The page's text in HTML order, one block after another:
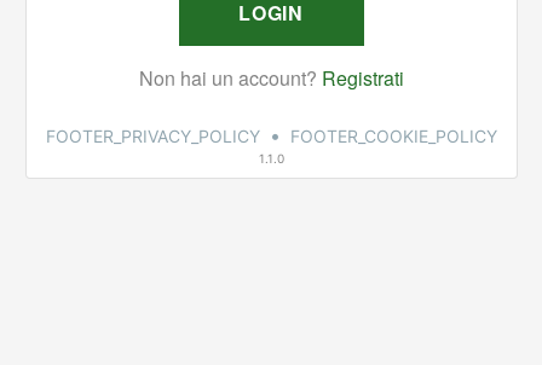
FOOTER_PRIVACY_POLICY • FOOTER_COOKIE_POLICY
1.1.0